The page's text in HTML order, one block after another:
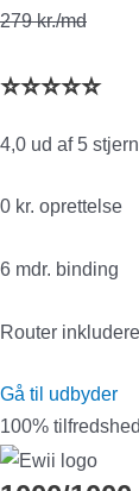
279 kr./md
⭐⭐⭐⭐⭐
4,0 ud af 5
0 kr. oprettelse
6 mdr. binding
Router
Gå til udbyder
100%